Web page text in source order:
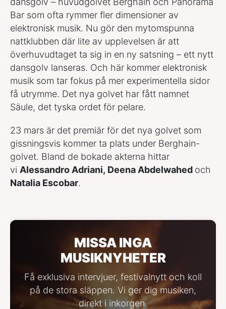
Bar som ofta rymmer fler dimensioner av
elektronisk musik. Nu gör den mytomspunna
nattklubben där lite av upplevelsen är att
överhuvudtaget ta sig in en ny satsning – ett nytt
dansgolv lanseras. Och här kommer elektronisk
musik som tar fokus på mer experimentella sidor
få utrymme. Det nya golvet har fått namnet
Säule, det tyska ordet för pelare.
23 mars är det premiär för det nya golvet som
gissningsvis kommer ta plats under Berghain-
golvet. Bland de bokade akterna hittar
vi Alessandro Adriani, Deena Abdelwahed och
Natalia Escobar.
MISSA INGA
MUSIKNYHETER
Få exklusiva intervjuer, festivalnytt och koll
på de stora släppen. Vi ger dig musiken,
direkt i inkorgen.